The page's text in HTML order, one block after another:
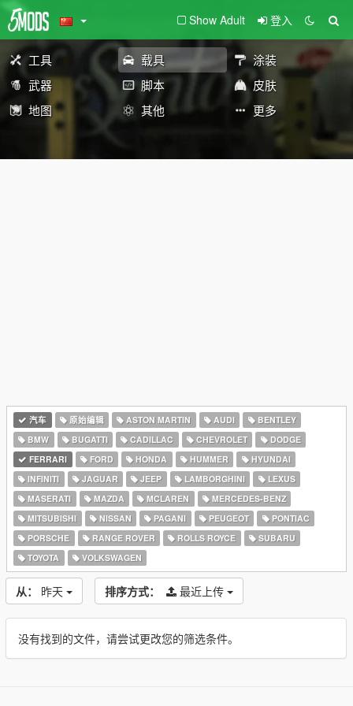
Show Adult 登入
工具 载具
涂装
武器
脚本
皮肤
地图
其他 更多
汽车 原始编辑 ASTON MARTIN AUDI
BENTLEY
BMW
BUGATTI CADILLAC CHEVROLET
DODGE
FERRARI
FORD HONDA HUMMER
HYUNDAI
INFINITI
JAGUAR JEEP LAMBORGHINI
LEXUS
MASERATI
MAZDA MCLAREN
MERCEDES-BENZ
MITSUBISHI
NISSAN PAGANI PEUGEOT
PONTIAC
PORSCHE
RANGE ROVER ROLLS ROYCE
SUBARU
TOYOTA
VOLKSWAGEN
从： 昨天 排序方式： 最近上传
没有找到的文件，请尝试更改您的筛选条件。